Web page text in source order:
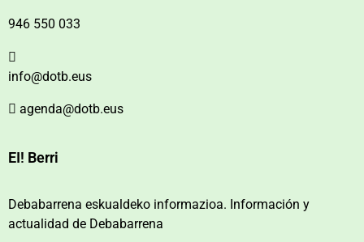
946 550 033
info@dotb.eus
agenda@dotb.eus
EI! Berri
Debabarrena eskualdeko informazioa. Información y
actualidad de Debabarrena